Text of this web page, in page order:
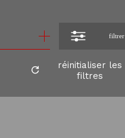
filtrer
réinitialiser les
filtres